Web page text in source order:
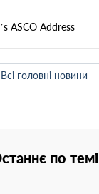
ASCO Address
Всі головні новини
по темі